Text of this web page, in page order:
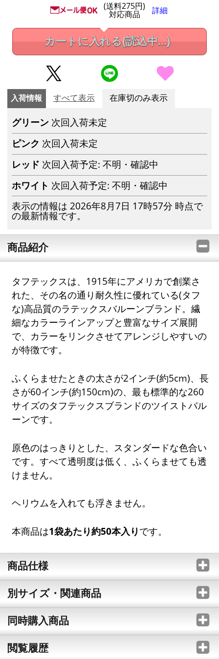
(送料275円)
対応商品 詳細
カートに入れる(読込中...)
入荷情報 すべて表示 在庫切のみ表示
グリーン 次回入荷未定
ピンク 次回入荷未定
レッド 次回入荷予定: 不明・確認中
ホワイト 次回入荷予定: 不明・確認中
表示の情報は 2026年8月7日 17時57分 時点で
の最新情報です。
商品紹介
タフテックスは、1915年にアメリカで創業さ
れた、その名の通り耐久性に優れている(タフ
な)高品質のラテックスバルーンブランド。繊
細なカラーラインアップと豊富なサイズ展開
で、カラーをリンクさせてアレンジしやすいの
が特徴です。
ふくらませたときの太さが2インチ(約5cm)、長
さが60インチ(約150cm)の、最も標準的な260
サイズのタフテックスブランドのツイストバル
ーンです。
原色のはっきりとした、スタンダードな色合い
です。すべて透明度は低く、ふくらませても透
けません。
ヘリウムを入れても浮きません。
本商品は1袋あたり約50本入り です。
商品仕様
別サイズ・関連商品
同時購入商品
閲覧履歴